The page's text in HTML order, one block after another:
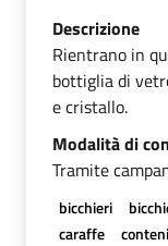
Descrizione
Rientrano in
bottiglia di
e cristallo.
Modalità di
Tramite
bicchieri
caraffe